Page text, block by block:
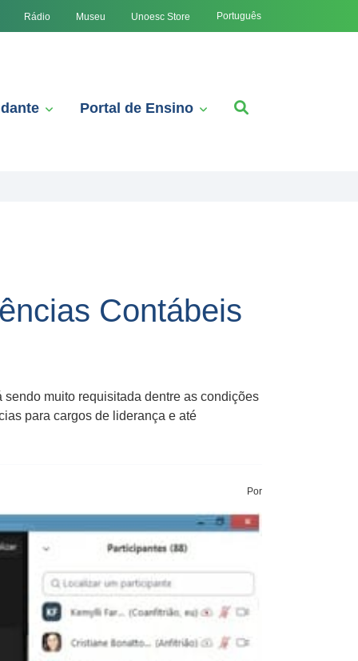
Rádio Museu Unoesc Store Português
Portal de Ensino
Contábeis
muito requisitada dentre as condições
para cargos de liderança e até
Por